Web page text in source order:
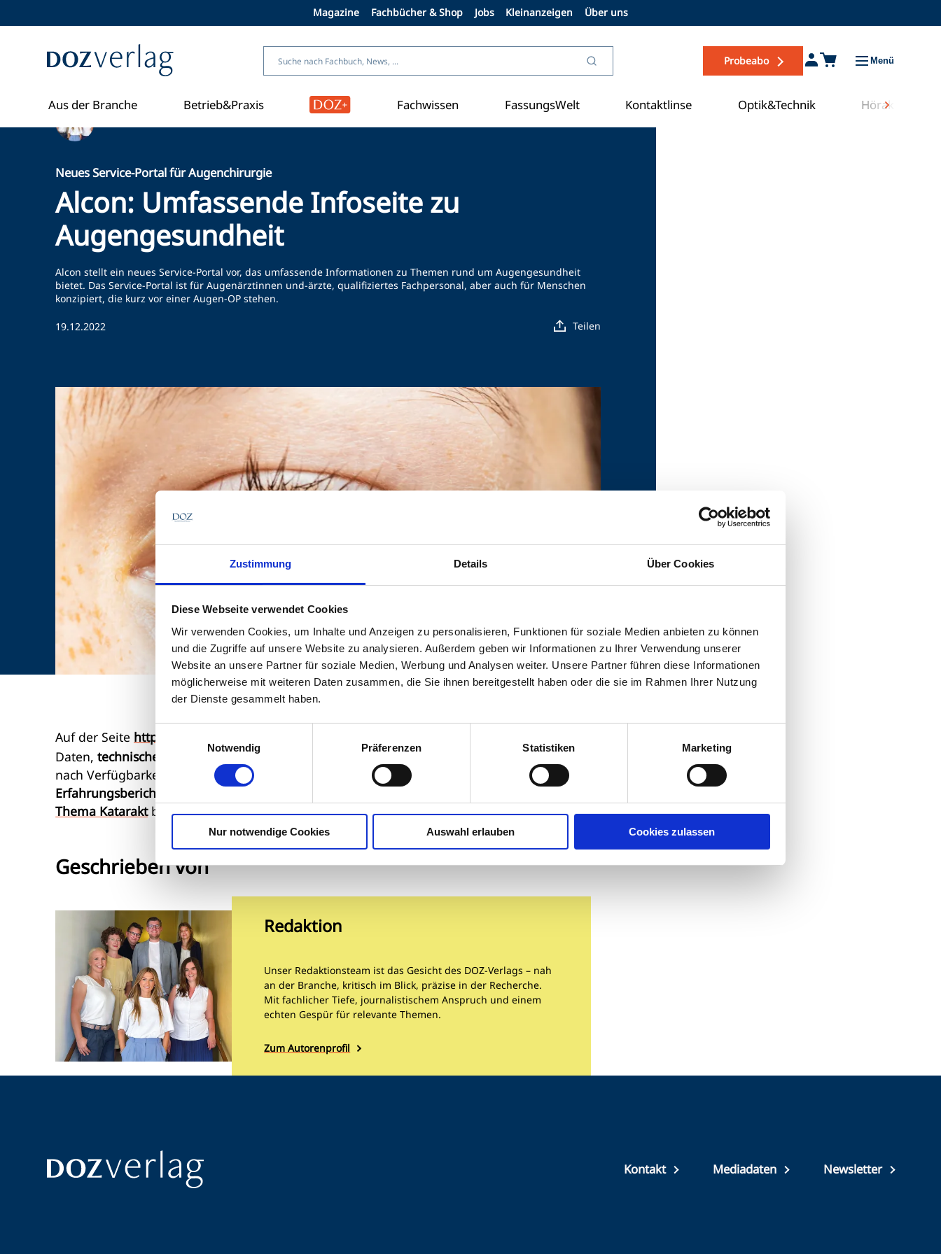
Zustimmung Details Über Cookies
Diese Webseite verwendet Cookies
Wir verwenden Cookies, um Inhalte und Anzeigen zu personalisieren, Funktionen für soziale Medien anbieten zu können
und die Zugriffe auf unsere Website zu analysieren. Außerdem geben wir Informationen zu Ihrer Verwendung unserer
Website an unsere Partner für soziale Medien, Werbung und Analysen weiter. Unsere Partner führen diese Informationen
möglicherweise mit weiteren Daten zusammen, die Sie ihnen bereitgestellt haben oder die sie im Rahmen Ihrer Nutzung
der Dienste gesammelt haben.
Notwendig
Präferenzen Statistiken Marketing
Nur notwendige Cookies Auswahl erlauben Cookies zulassen
Magazine Fachbücher & Shop Jobs Kleinanzeigen Über uns
Probeabo Menü
Aus der Branche Betrieb&Praxis Fachwissen FassungsWelt Kontaktlinse Optik&Technik Hörakustik
Neues Service-Portal für Augenchirurgie
Alcon: Umfassende Infoseite zu
Augengesundheit
Alcon stellt ein neues Service-Portal vor, das umfassende Informationen zu Themen rund um Augengesundheit
bietet. Das Service-Portal ist für Augenärztinnen und-ärzte, qualifiziertes Fachpersonal, aber auch für Menschen
konzipiert, die kurz vor einer Augen-OP stehen.
19.12.2022 Teilen
Auf der Seite https://www.myalcon.com/de/
Daten,technische Produktspezifikationen, Gebrauchsanweisungen
(IFUs; weitere Aktualisierte folgen
nach Verfügbarkeit). Des Weiteren gibt es Informationen über
Augenerkrankungen und
Erfahrungsberichte
Thema Kataraktbietet Alcon Augenspezialistinnen und -spezialisten viele hilfreiche Informationen.
Geschrieben von
Redaktion
Unser Redaktionsteam ist das Gesicht des DOZ-Verlags – nah
an der Branche, kritisch im Blick, präzise in der Recherche.
Mit fachlicher Tiefe, journalistischem Anspruch und einem
echten Gespür für relevante Themen.
Zum Autorenprofil
Top
Kontakt Mediadaten Newsletter